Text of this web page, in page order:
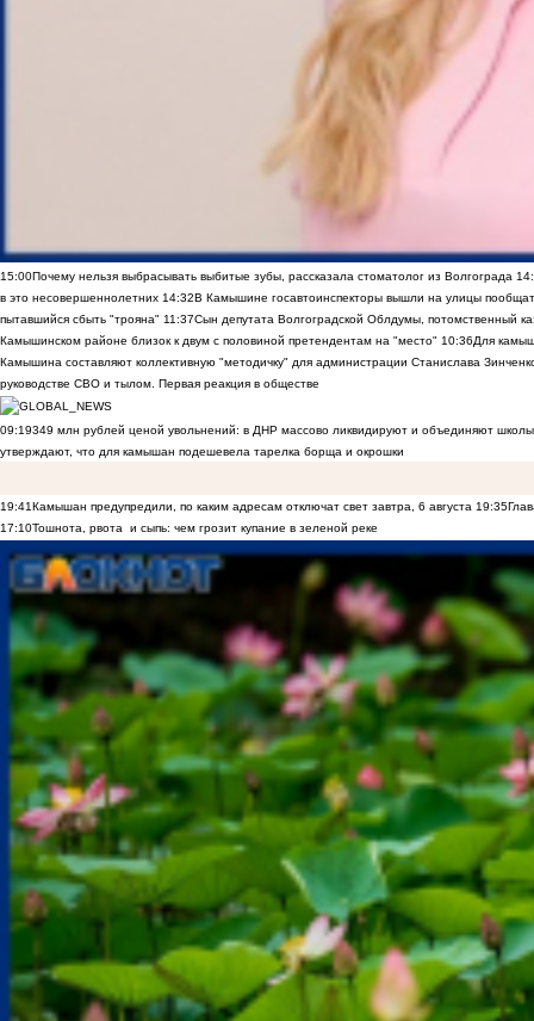
15:00Почему нельзя выбрасывать выбитые зубы, рассказала стоматолог из Волгограда
в это несовершеннолетних 14:32В Камышине госавтоинспекторы вышли на улицы
пытавшийся сбыть "трояна" 11:37Сын депутата Волгоградской Облдумы, потомственный
Камышинском районе близок к двум с половиной претендентам на "место" 10:36Для
Камышина составляют коллективную "методичку" для администрации Станислава
руководстве СВО и тылом. Первая реакция в обществе
09:19349 млн рублей ценой увольнений: в ДНР массово ликвидируют и объединяют
утверждают, что для камышан подешевела тарелка борща и окрошки
19:41Камышан предупредили, по каким адресам отключат свет завтра, 6 августа 19:35
17:10Тошнота, рвота и сыпь: чем грозит купание в зеленой реке